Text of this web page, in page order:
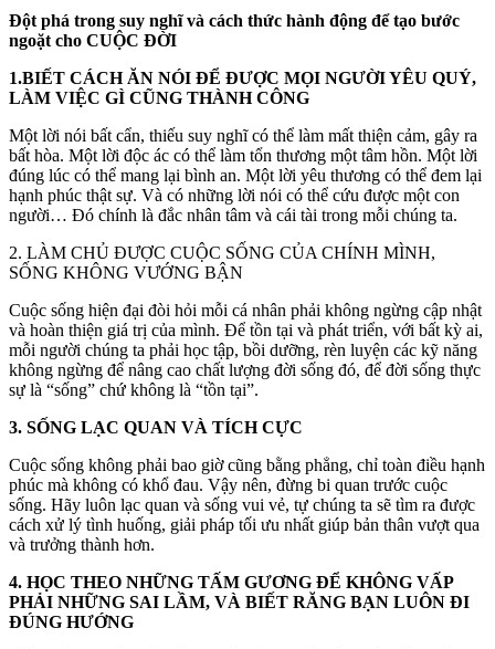
Đột phá trong suy nghĩ và cách thức hành động để tạo bước
ngoặt cho CUỘC ĐỜI
1.BIẾT CÁCH ĂN NÓI ĐỂ ĐƯỢC MỌI NGƯỜI YÊU QUÝ,
LÀM VIỆC GÌ CŨNG THÀNH CÔNG
Một lời nói bất cẩn, thiếu suy nghĩ có thể làm mất thiện cảm, gây ra
bất hòa. Một lời độc ác có thể làm tổn thương một tâm hồn. Một lời
đúng lúc có thể mang lại bình an. Một lời yêu thương có thể đem lại
hạnh phúc thật sự. Và có những lời nói có thể cứu được một con
người… Đó chính là đắc nhân tâm và cái tài trong mỗi chúng ta.
2. LÀM CHỦ ĐƯỢC CUỘC SỐNG CỦA CHÍNH MÌNH,
SỐNG KHÔNG VƯỚNG BẬN
Cuộc sống hiện đại đòi hỏi mỗi cá nhân phải không ngừng cập nhật
và hoàn thiện giá trị của mình. Để tồn tại và phát triển, với bất kỳ ai,
mỗi người chúng ta phải học tập, bồi dưỡng, rèn luyện các kỹ năng
không ngừng để nâng cao chất lượng đời sống đó, để đời sống thực
sự là “sống” chứ không là “tồn tại”.
3. SỐNG LẠC QUAN VÀ TÍCH CỰC
Cuộc sống không phải bao giờ cũng bằng phẳng, chỉ toàn điều hạnh
phúc mà không có khổ đau. Vậy nên, đừng bi quan trước cuộc
sống. Hãy luôn lạc quan và sống vui vẻ, tự chúng ta sẽ tìm ra được
cách xử lý tình huống, giải pháp tối ưu nhất giúp bản thân vượt qua
và trưởng thành hơn.
4. HỌC THEO NHỮNG TẤM GƯƠNG ĐỂ KHÔNG VẤP
PHẢI NHỮNG SAI LẦM, VÀ BIẾT RĂNG BẠN LUÔN ĐI
ĐÚNG HƯỚNG